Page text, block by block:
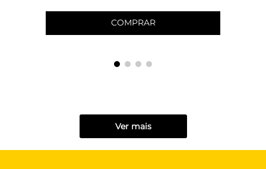
COMPRAR
Ver mais